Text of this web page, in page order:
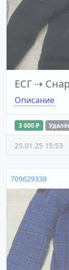
ЕСГ ⇢
Описание
3 000 ₽
25.01.25 15:53
709629338